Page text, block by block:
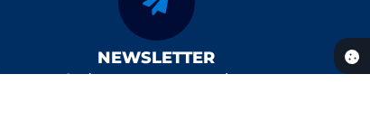
NEWSLETTER
Cadastre-se para receber